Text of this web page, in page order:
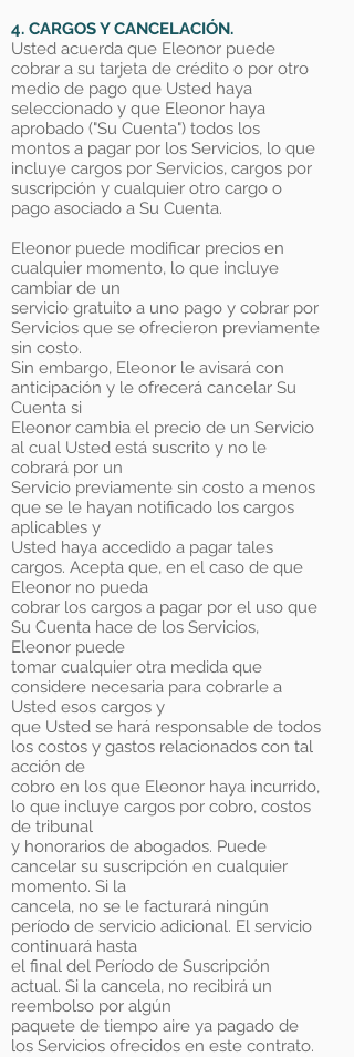
4. CARGOS Y CANCELACIÓN.
Usted acuerda que Eleonor puede
cobrar a su tarjeta de crédito o por otro
medio de pago que Usted haya
seleccionado y que Eleonor haya
aprobado ("Su Cuenta") todos los
montos a pagar por los Servicios, lo que
incluye cargos por Servicios, cargos por
suscripción y cualquier otro cargo o
pago asociado a Su Cuenta.
Eleonor puede modificar precios en
cualquier momento, lo que incluye
cambiar de un
servicio gratuito a uno pago y cobrar por
Servicios que se ofrecieron previamente
sin costo.
Sin embargo, Eleonor le avisará con
anticipación y le ofrecerá cancelar Su
Cuenta si
Eleonor cambia el precio de un Servicio
al cual Usted está suscrito y no le
cobrará por un
Servicio previamente sin costo a menos
que se le hayan notificado los cargos
aplicables y
Usted haya accedido a pagar tales
cargos. Acepta que, en el caso de que
Eleonor no pueda
cobrar los cargos a pagar por el uso que
Su Cuenta hace de los Servicios,
Eleonor puede
tomar cualquier otra medida que
considere necesaria para cobrarle a
Usted esos cargos y
que Usted se hará responsable de todos
los costos y gastos relacionados con tal
acción de
cobro en los que Eleonor haya incurrido,
lo que incluye cargos por cobro, costos
de tribunal
y honorarios de abogados. Puede
cancelar su suscripción en cualquier
momento. Si la
cancela, no se le facturará ningún
período de servicio adicional. El servicio
continuará hasta
el final del Período de Suscripción
actual. Si la cancela, no recibirá un
reembolso por algún
paquete de tiempo aire ya pagado de
los Servicios ofrecidos en este contrato.